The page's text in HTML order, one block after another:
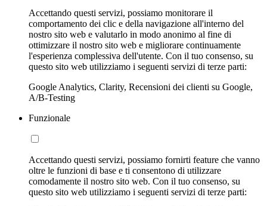
Accettando questi servizi, possiamo monitorare il
comportamento dei clic e della navigazione all'interno del
nostro sito web e valutarlo in modo anonimo al fine di
ottimizzare il nostro sito web e migliorare continuamente
l'esperienza complessiva dell'utente. Con il tuo consenso, su
questo sito web utilizziamo i seguenti servizi di terze parti:
Google Analytics, Clarity, Recensioni dei clienti su Google,
A/B-Testing
Funzionale
Accettando questi servizi, possiamo fornirti feature che vanno
oltre le funzioni di base e ti consentono di utilizzare
comodamente il nostro sito web. Con il tuo consenso, su
questo sito web utilizziamo i seguenti servizi di terze parti: